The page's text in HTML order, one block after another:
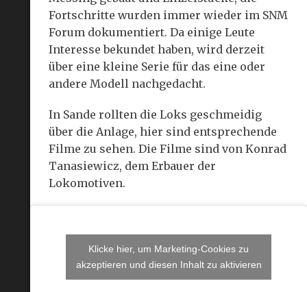
Fortschritte wurden immer wieder im SNM
Forum dokumentiert. Da einige Leute
Interesse bekundet haben, wird derzeit
über eine kleine Serie für das eine oder
andere Modell nachgedacht.
In Sande rollten die Loks geschmeidig
über die Anlage, hier sind entsprechende
Filme zu sehen. Die Filme sind von Konrad
Tanasiewicz, dem Erbauer der
Lokomotiven.
Klicke hier, um Marketing-Cookies zu
akzeptieren und diesen Inhalt zu aktivieren